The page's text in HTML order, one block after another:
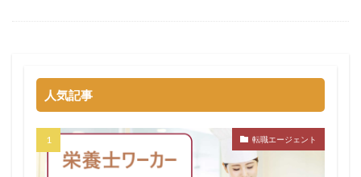
人気記事
転職エージェント
障害者雇用
電気工事施工管理士
非常識
頭痛がする
語学力
診療放射線技師 相談
求人
求人募集
涙が出る
理学療法士